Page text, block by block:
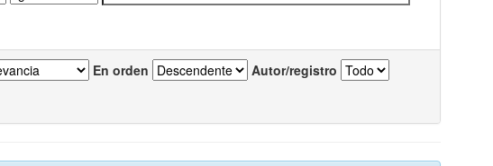
En orden Autor/registro